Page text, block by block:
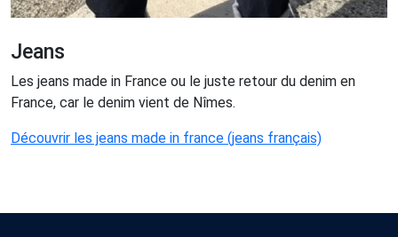
Jeans
Les jeans made in France ou le juste retour du denim en
France, car le denim vient de Nîmes.
Découvrir les jeans made in france (jeans français)